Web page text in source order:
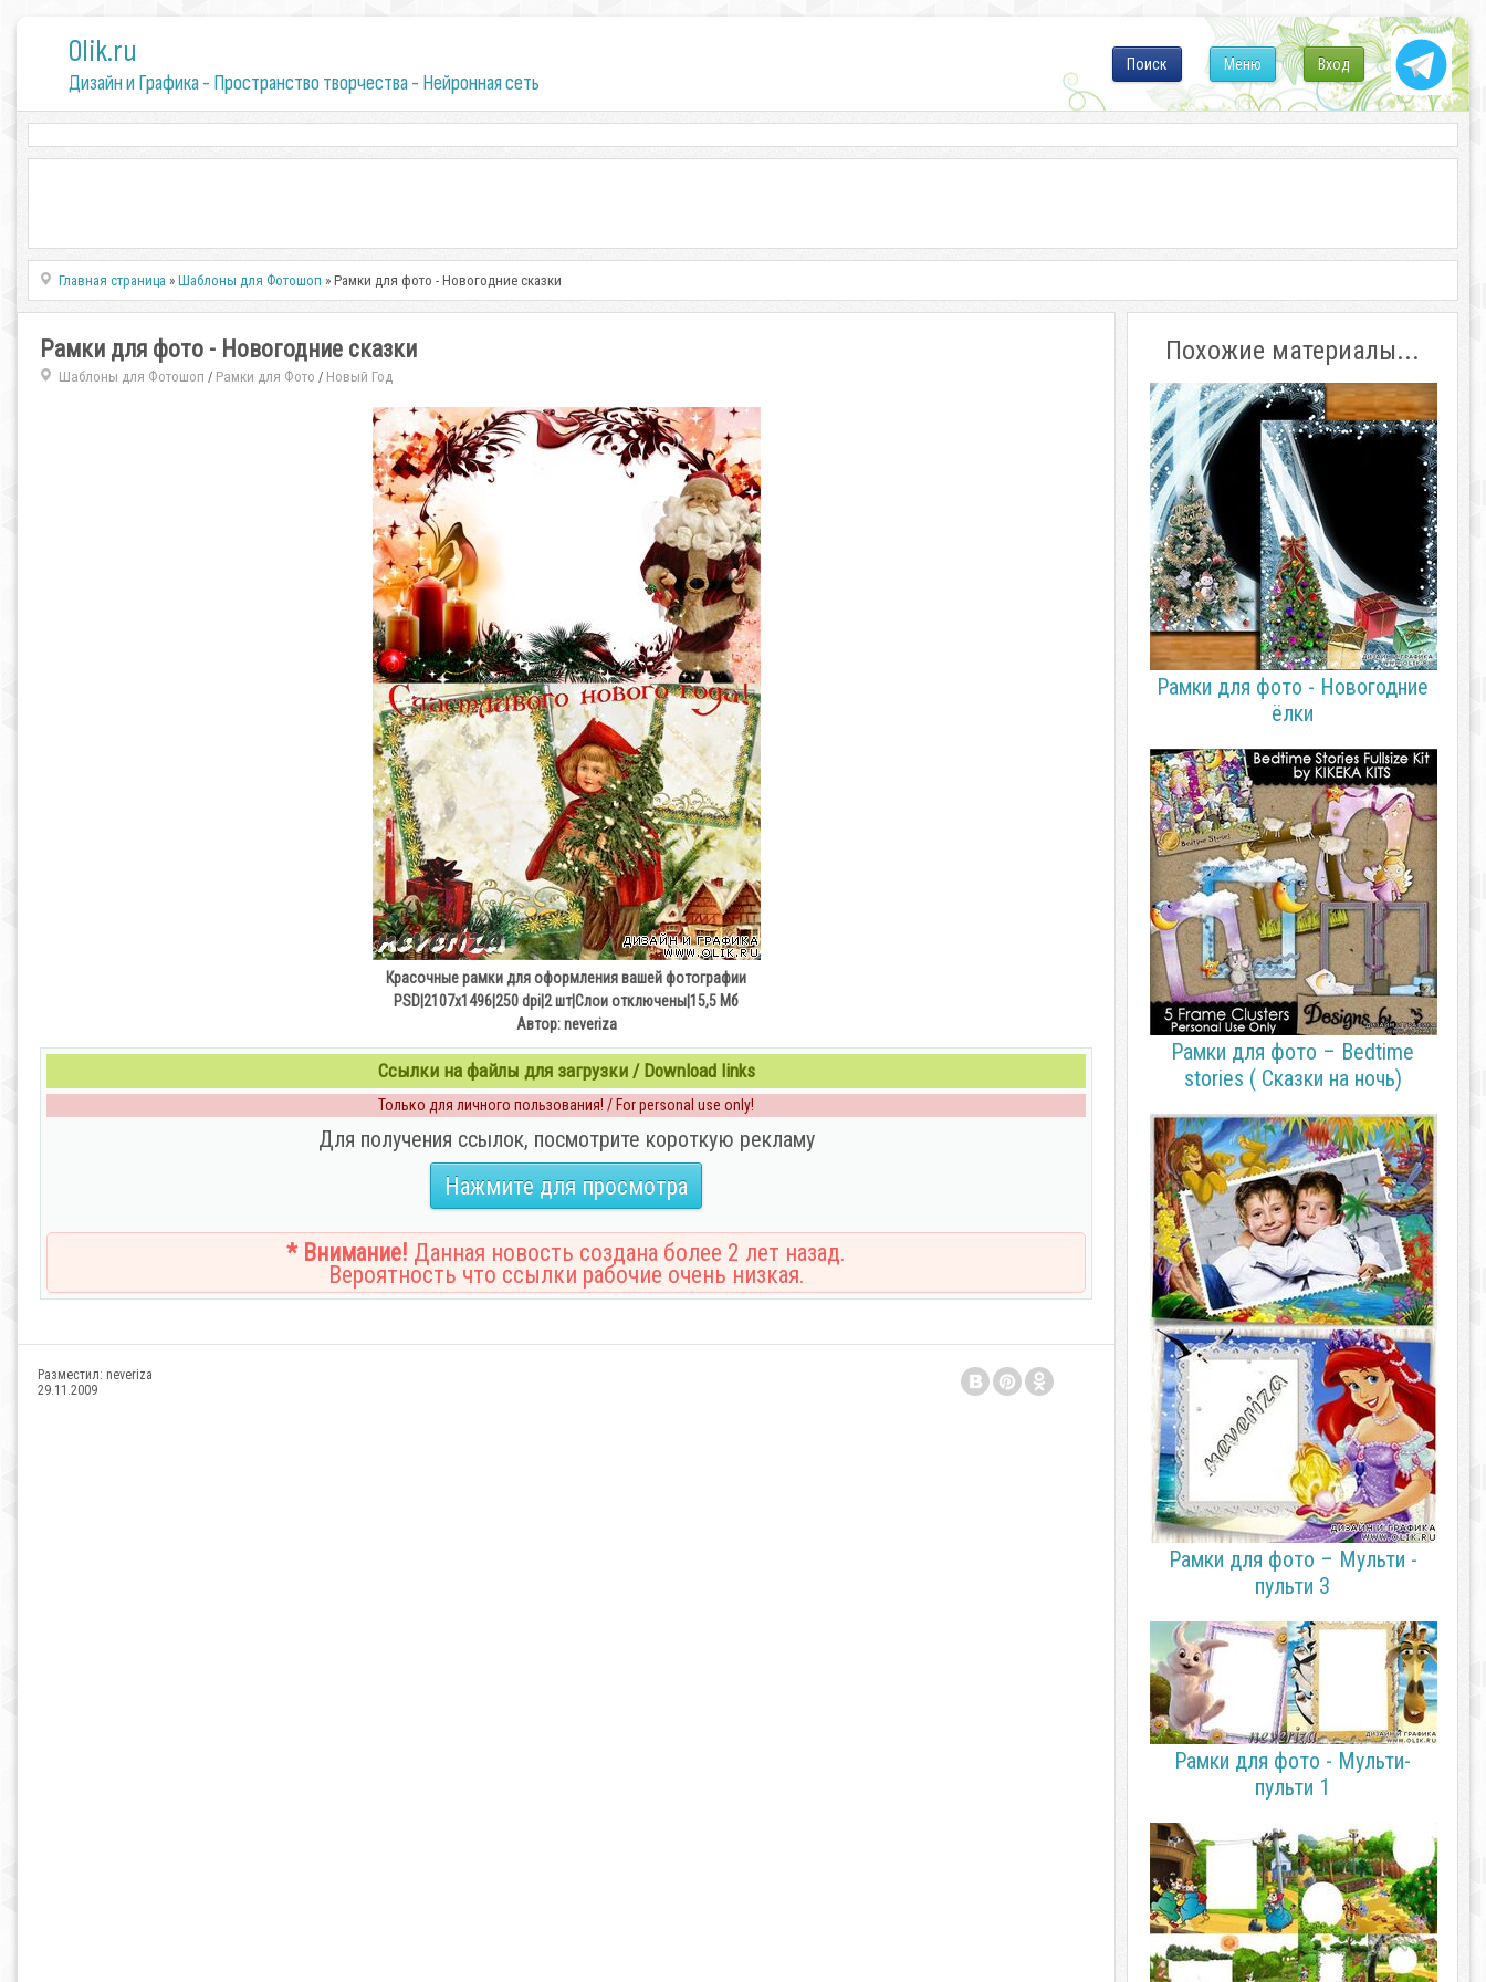
0lik.ru
Дизайн и Графика - Пространство творчества - Нейронная сеть
Вход
Меню
Поиск
Главная страница »Шаблоны для Фотошоп » Рамки для фото - Новогодние сказки
Рамки для фото - Новогодние сказки
Шаблоны для Фотошоп / Рамки для Фото / Новый Год
Красочные рамки для оформления вашей фотографии
PSD|2107х1496|250 dpi|2 шт|Слои отключены|15,5 Мб
Автор: neveriza
Ссылки на файлы для загрузки / Download links
Только для личного пользования! / For personal use only!
Для получения ссылок, посмотрите короткую рекламу
Нажмите для просмотра
* Внимание! Данная новость создана более 2 лет назад.
Вероятность что ссылки рабочие очень низкая.
Разместил: neveriza
29.11.2009
Похожие материалы...
Рамки для фото - Новогодние
ёлки
Рамки для фото – Bedtime
stories ( Сказки на ночь)
Рамки для фото – Мульти -
пульти 3
Рамки для фото - Мульти-
пульти 1